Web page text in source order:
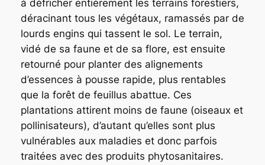
à défricher entièrement les terrains forestiers,
déracinant tous les végétaux, ramassés par de
lourds engins qui tassent le sol. Le terrain,
vidé de sa faune et de sa flore, est ensuite
retourné pour planter des alignements
d’essences à pousse rapide, plus rentables
que la forêt de feuillus abattue. Ces
plantations attirent moins de faune (oiseaux et
pollinisateurs), d’autant qu’elles sont plus
vulnérables aux maladies et donc parfois
traitées avec des produits phytosanitaires.